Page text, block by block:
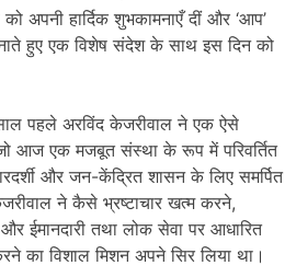
अपनी हार्दिक शुभकामनाएँ दीं और ‘आप’
हुए एक विशेष संदेश के साथ इस दिन को
पहले अरविंद केजरीवाल ने एक ऐसे
आज एक मजबूत संस्था के रूप में परिवर्तित
और जन-केंद्रित शासन के लिए समर्पित
ने कैसे भ्रष्टाचार खत्म करने,
ईमानदारी तथा लोक सेवा पर आधारित
का विशाल मिशन अपने सिर लिया था।